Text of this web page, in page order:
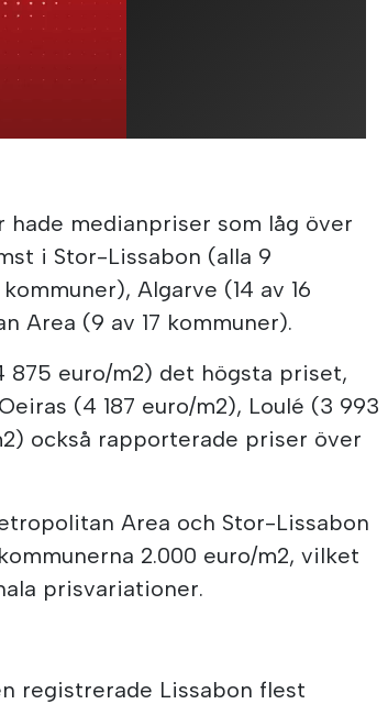
medianpriser som låg över
i Stor-Lissabon (alla 9
Algarve (14 av 16
Area (9 av 17 kommuner).
875 euro/m2) det högsta priset,
(4 187 euro/m2), Loulé (3 993
också rapporterade priser över
Area och Stor-Lissabon
2.000 euro/m2, vilket
prisvariationer.
registrerade Lissabon flest